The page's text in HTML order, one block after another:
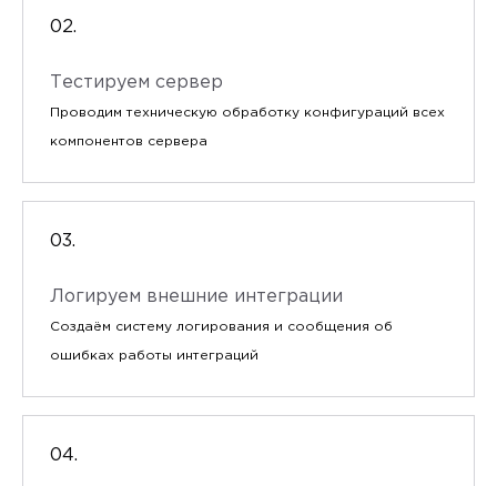
Тестируем сервер
Проводим техническую обработку конфигураций всех
компонентов сервера
Логируем внешние интеграции
Создаём систему логирования и сообщения об
ошибках работы интеграций